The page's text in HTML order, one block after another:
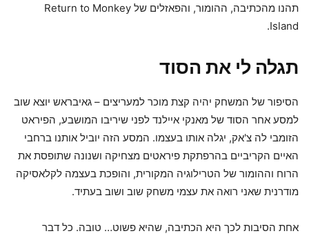
תהנו מהכתיבה, ההומור, והפאזלים של Return to Monkey
Island.
תגלה לי את הסוד
הסיפור של המשחק יהיה קצת מוכר למעריצים – גאיבראש יוצא שוב
למסע אחר הסוד של מאנקי איילנד לפני שיריבו המושבע, הפיראט
הזומבי לה צ'אק, יגלה אותו בעצמו. המסע הזה יוביל אותנו ברחבי
האיים הקריביים בהרפתקת פיראטים מצחיקה ושנונה שתופסת את
הרוח וההומור של הטרילוגיה המקורית, והופכת בעצמה לקלאסיקה
מודרנית שאני רואה את עצמי משחק שוב ושוב בעתיד.
אחת הסיבות לכך היא הכתיבה, שהיא פשוט… טובה. כל דבר